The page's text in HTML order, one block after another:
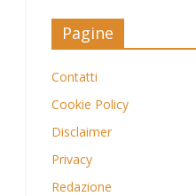
Pagine
Contatti
Cookie Policy
Disclaimer
Privacy
Redazione